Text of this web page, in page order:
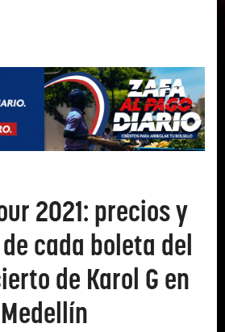
2021: precios y
cada boleta del
de Karol G en
Medellín